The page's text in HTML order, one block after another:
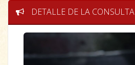
DETALLE DE LA CONSULTA